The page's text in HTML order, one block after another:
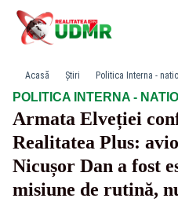
Acasă Știri Politica Interna -
POLITICA INTERNA -
Armata Elveției
Realitatea Plus:
Nicușor Dan a fost
misiune de rutină,